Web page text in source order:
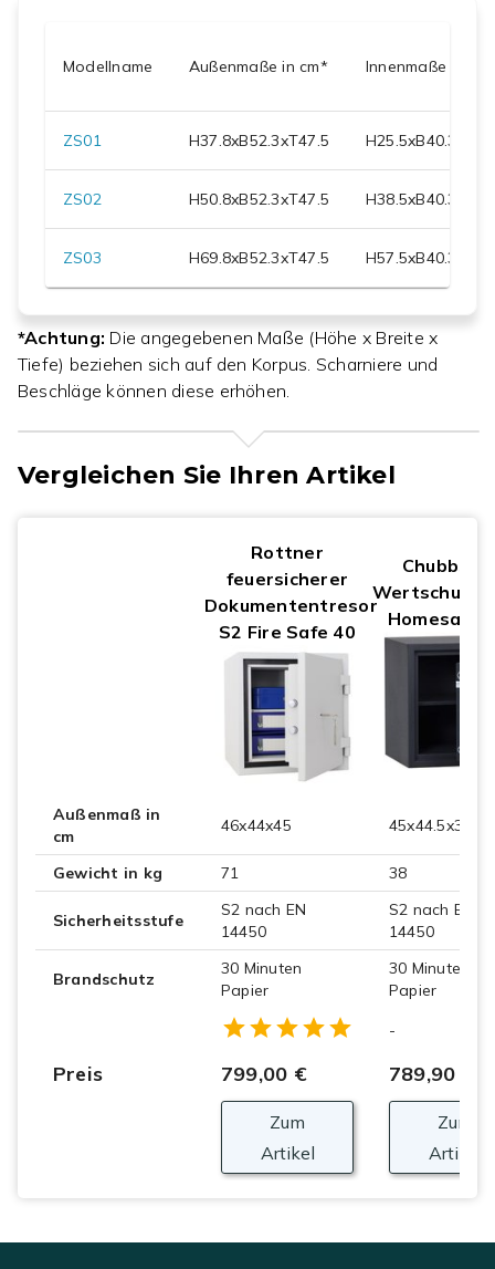
Modellname Außenmaße in cm* Innenmaße in cm
ZS01 H37.8xB52.3xT47.5 H25.5xB40.3
ZS02 H50.8xB52.3xT47.5 H38.5xB40.3
ZS03 H69.8xB52.3xT47.5 H57.5xB40.3
*Achtung: Die angegebenen Maße (Höhe x Breite x
Tiefe) beziehen sich auf den Korpus. Scharniere und
Beschläge können diese erhöhen.
Vergleichen Sie Ihren Artikel
Rottner
feuersicherer
Dokumententresor
S2 Fire Safe 40
Homesafe
Außenmaß in
cm
46x44x45 45x44.5x39
Gewicht in kg 71 38
Sicherheitsstufe
S2 nach EN
14450
S2 nach EN
14450
Brandschutz
30 Minuten
Papier
30 Minuten
Papier
Empty
-
Preis 799,00 € 789,90 €
Zum
Artikel
Zum
Artikel